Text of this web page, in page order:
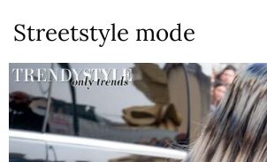
Streetstyle mode